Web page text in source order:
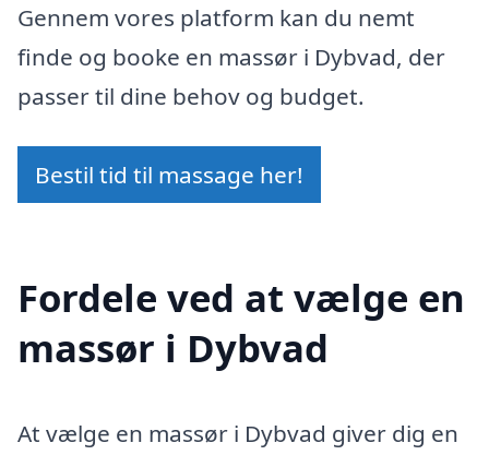
Gennem vores platform kan du nemt
finde og booke en massør i Dybvad, der
passer til dine behov og budget.
Bestil tid til massage her!
Fordele ved at vælge en
massør i Dybvad
At vælge en massør i Dybvad giver dig en